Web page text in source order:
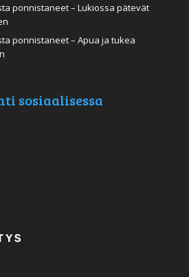
ponnistaneet – Lukiossa pätevät
ponnistaneet – Apua ja tukea
sosiaalisessa